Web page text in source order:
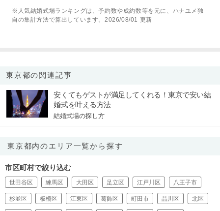
※人気結婚式場ランキングは、予約数や成約数等を元に、ハナユメ独
自の集計方法で算出しています。2026/08/01 更新
東京都の関連記事
安くてもゲストが満足してくれる！東京で安い結
婚式を叶える方法
結婚式場の探し方
東京都内のエリア一覧から探す
市区町村で絞り込む
世田谷区 練馬区 大田区 足立区 江戸川区 八王子市
杉並区 板橋区 江東区 葛飾区 町田市 品川区 北区